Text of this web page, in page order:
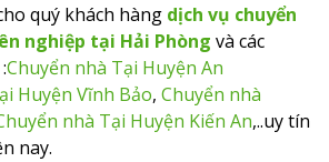
quý khách hàng dịch vụ chuyển
nghiệp tại Hải Phòng và các
Chuyển nhà Tại Huyện An
Huyện Vĩnh Bảo, Chuyển nhà
nhà Tại Huyện Kiến An,..uy tín
nay.